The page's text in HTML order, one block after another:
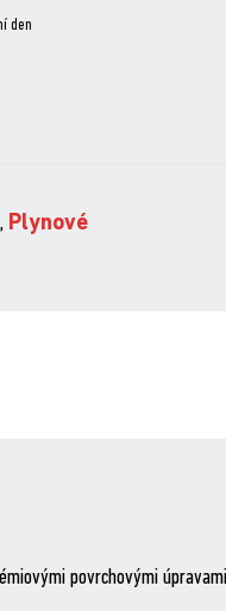
den
, Plynové
povrchovými